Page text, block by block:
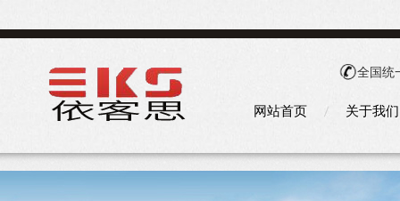
全国统
网站首页 关于我们